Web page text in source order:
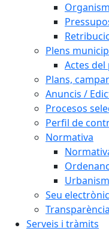
Plens
Actes del
Plans,
Anuncis /
Procesos
Perfil de
Normativa
Seu
Transparència
Serveis i tràmits